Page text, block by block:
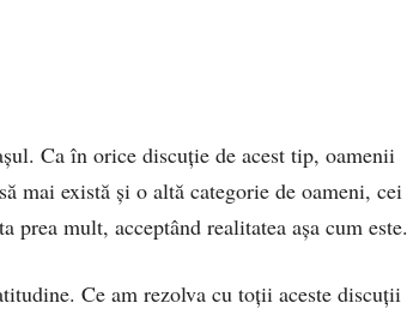
Ca în orice discuție de acest tip, oamenii
mai există și o altă categorie de oameni, cei
prea mult, acceptând realitatea așa cum este.
Ce am rezolva cu toții aceste discuții